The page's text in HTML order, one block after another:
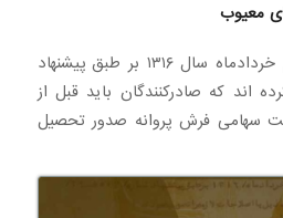
معیوب
هیأت وزراء در جلسه سوم خردادماه سال ۱۳۱۶ بر طبق پیشنهاد
اند که صادرکنندگان باید قبل از
سهامی فرش پروانه صدور تحصیل